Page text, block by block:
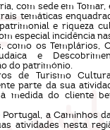
com sede em Tomar,
temáticas
e riqueza
especial incidência
como os Templários,
e
do património.
de Turismo
parte da sua
medida do cliente
a Caminhos
atividades nesta